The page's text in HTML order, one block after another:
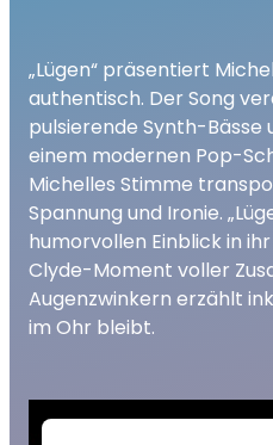
„Lügen“ präsentiert
authentisch. Der Song
pulsierende Synth-Bässe
einem modernen Pop-
Michelles Stimme
Spannung und Ironie.
humorvollen Einblick in
Clyde-Moment voller
Augenzwinkern erzählt
im Ohr bleibt.